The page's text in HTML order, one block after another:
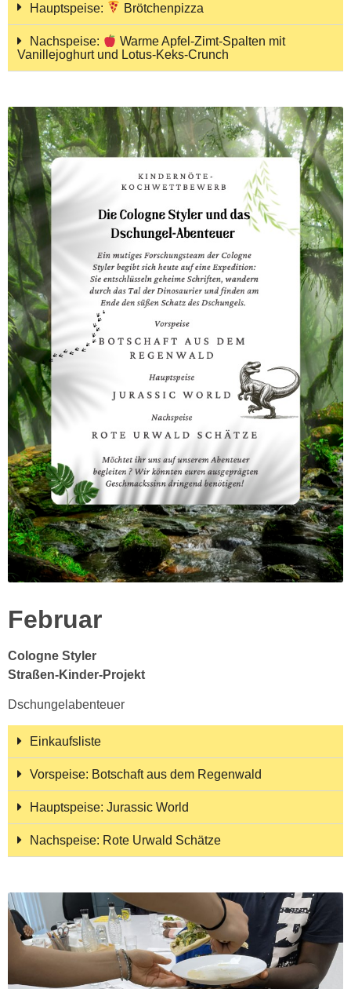
Hauptspeise: Brötchenpizza
Nachspeise:
Warme Apfel-Zimt-Spalten mit
Vanillejoghurt und Lotus-Keks-Crunch
Februar
Cologne Styler
Straßen-Kinder-Projekt
Dschungelabenteuer
Einkaufsliste
Vorspeise: Botschaft aus dem Regenwald
Hauptspeise: Jurassic World
Nachspeise: Rote Urwald Schätze